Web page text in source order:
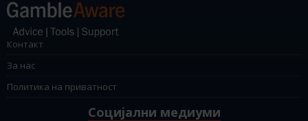
Контакт
За нас
Политика на приватност
Социјални медиуми